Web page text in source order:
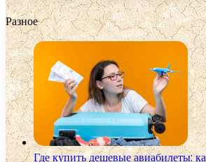
Разное
Где купить дешевые авиабилеты: